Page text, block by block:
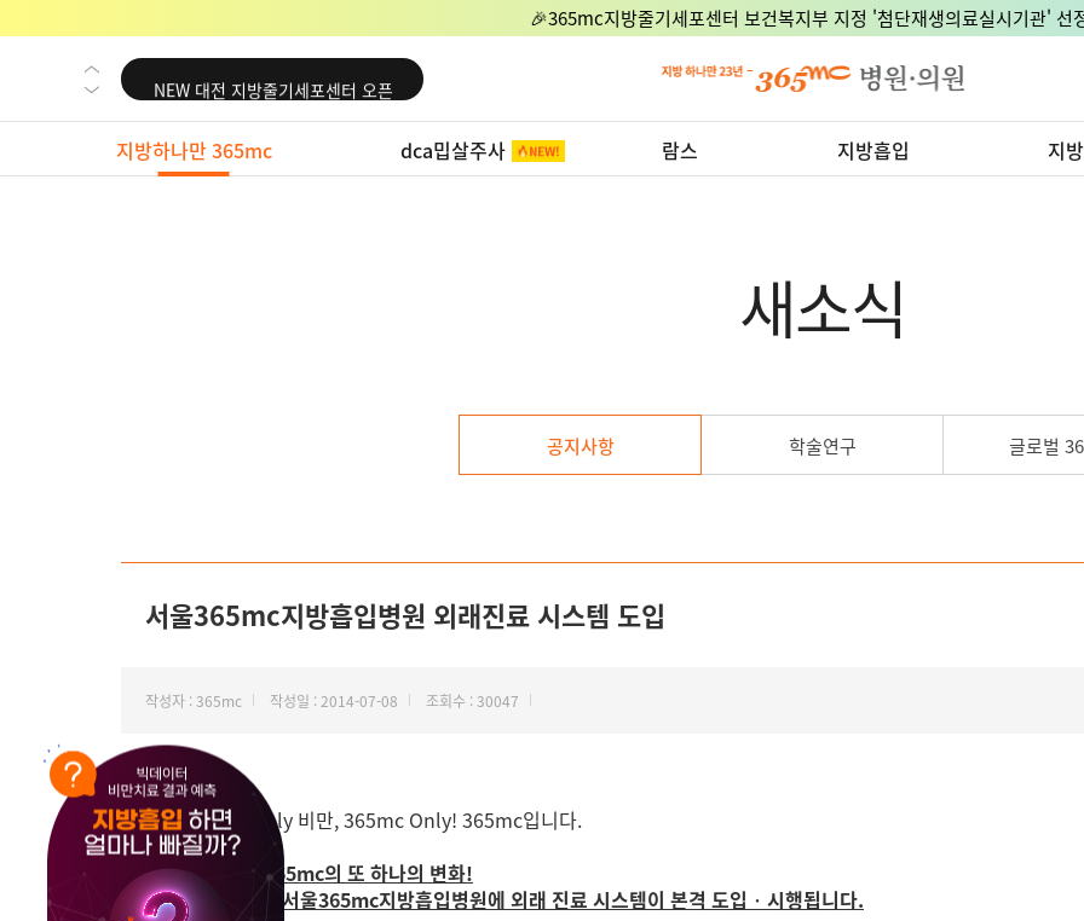
🎉365mc지방줄기세포센터 보건복지부 지정 '첨단재생의료실시기관' 선
NEW 교대 지방줄기세포센터 오픈
NEW 대전 지방줄기세포센터 오픈
NEW 노원 지방줄기세포센터 오픈
NEW 미국 LA점 오픈
지방하나만 365mc dca밉살주사 람스 지방흡입 지
새소식
공지사항 학술연구 글로벌
서울365mc지방흡입병원 외래진료 시스템 도입
작성자 : 365mc 작성일 : 2014-07-08 조회수 : 30047
안녕하세요? Only 비만, 365mc Only! 365mc입니다.
고객님을 향한 365mc의 또 하나의 변화!
2014년 7월부터 서울365mc지방흡입병원에 외래 진료 시스템이 본격 도입‧시행됩니다.